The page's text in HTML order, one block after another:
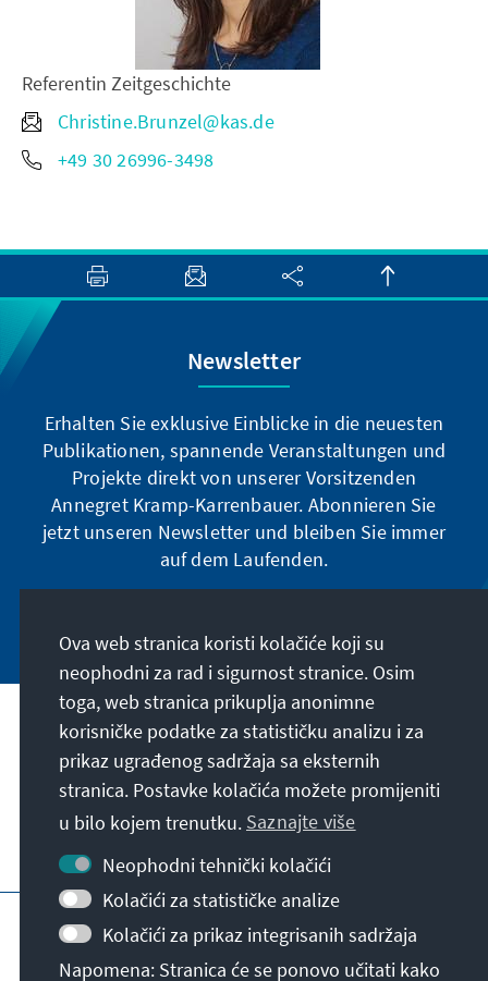
Referentin Zeitgeschichte
Christine.Brunzel@kas.de
+49 30 26996-3498
Newsletter
Erhalten Sie exklusive Einblicke in die neuesten
Publikationen, spannende Veranstaltungen und
Projekte direkt von unserer Vorsitzenden
Annegret Kramp-Karrenbauer. Abonnieren Sie
jetzt unseren Newsletter und bleiben Sie immer
auf dem Laufenden.
Naša misija
Kontakt
Dodatne ponude fondacije
Impresum
Erklärung zur Barrierefreiheit
Barriere melden
Sitemap
Ova web stranica koristi kolačiće koji su
neophodni za rad i sigurnost stranice. Osim
toga, web stranica prikuplja anonimne
korisničke podatke za statističku analizu i za
prikaz ugrađenog sadržaja sa eksternih
stranica. Postavke kolačića možete promijeniti
u bilo kojem trenutku. Saznajte više
Neophodni tehnički kolačići
Kolačići za statističke analize
Kolačići za prikaz integrisanih sadržaja
Napomena: Stranica će se ponovo učitati kako